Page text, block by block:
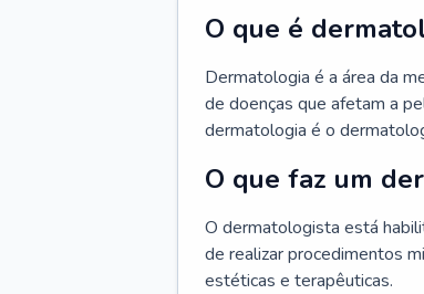
O que é
Dermatologia é a área da
de doenças que afetam a
dermatologia é o
O que faz um
O dermatologista está
de realizar procedimentos
estéticas e terapêuticas.